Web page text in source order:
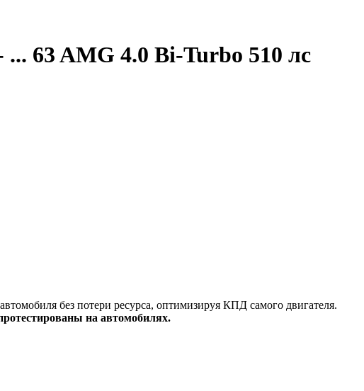
63 AMG 4.0 Bi-Turbo 510 лс
без потери ресурса, оптимизируя КПД самого двигателя.
на автомобилях.